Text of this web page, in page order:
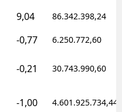
9,04 86.342.398,24
-0,77 6.250.772,60
-0,21 30.743.990,60
-1,00 4.601.925.734,44